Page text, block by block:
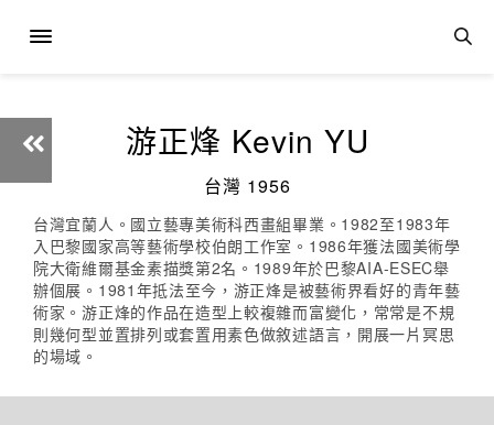
游正烽 Kevin YU
台灣 1956
台灣宜蘭人。國立藝專美術科西畫組畢業。1982至1983年
入巴黎國家高等藝術學校伯朗工作室。1986年獲法國美術學
院大衛維爾基金素描獎第2名。1989年於巴黎AIA-ESEC舉
辦個展。1981年抵法至今，游正烽是被藝術界看好的青年藝
術家。游正烽的作品在造型上較複雜而富變化，常常是不規
則幾何型並置排列或套置用素色做敘述語言，開展一片冥思
的場域。